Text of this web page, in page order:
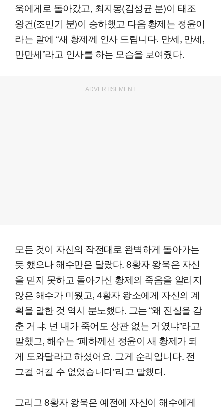
욱에게로 돌아갔고, 최지몽(김성균 분)이 태조
왕건(조민기 분)이 승하했고 다음 황제는 정윤이
라는 말에 “새 황제께 인사 드립니다. 만세, 만세,
만만세”라고 인사를 하는 모습을 보여줬다.
ADVERTISEMENT
모든 것이 자신의 작전대로 완벽하게 돌아가는
듯 했으나 해수만은 달랐다. 8황자 왕욱은 자신
을 믿지 못하고 돌아가신 황제의 죽음을 알리지
않은 해수가 미웠고, 4황자 왕소에게 자신의 계
획을 말한 것 역시 분노했다. 그는 “왜 진실을 감
춘 거냐. 넌 내가 죽어도 상관 없는 거였냐”라고
말했고, 해수는 “폐하께선 정윤이 새 황제가 되
게 도와달라고 하셨어요. 그게 순리입니다. 전
그걸 어길 수 없었습니다”라고 말했다.
그리고 8황자 왕욱은 예전에 자신이 해수에게